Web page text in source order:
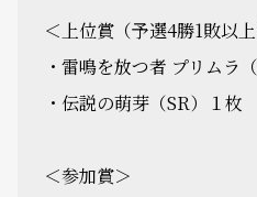
＜上位賞（予選4勝1敗以
・雷鳴を放つ者 プリムラ
・伝説の萌芽（SR）１枚
＜参加賞＞